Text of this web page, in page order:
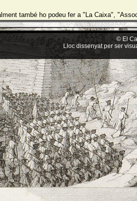
també ho podeu fer a "La Caixa",
© El
Lloc dissenyat per ser